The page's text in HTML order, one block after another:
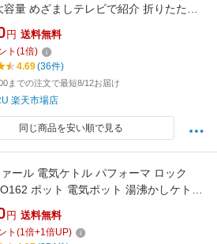
容量 めざましテレビで紹介 折りたたみ
人気 ホワイト 保温 携帯 ポット 折りた
トル 小型 湯沸かし器 海外 旅行 出張 一
し アウトドア コンパクト 車中泊 自動温
0.6L ギフト 全世界対応
円 送料無料
ト (1倍)
4.69(36件)
までの注文で最短8/12お届け
楽天市場店
同じ商品を安い順で見る
ール 電気ケトル パフォーマ ロック
ポット 電気ポット 湯沸かしケトル
しポット 湯沸かし器 おしゃれ シンプル
トル 急速 コードレス スピード沸騰 自
フ 空焚き防止 コーヒー T-fal Performa
円 送料無料
ト (1倍+1倍UP)